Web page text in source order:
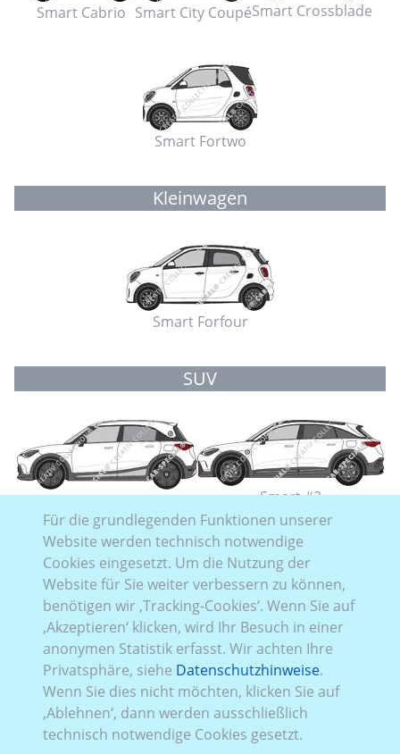
Smart Cabrio Smart City CoupéSmart Crossblade
Smart Fortwo
Kleinwagen
Smart Forfour
SUV
Smart #1 Smart #3
Smart #5
Sportwagen
Für die grundlegenden Funktionen unserer
Website werden technisch notwendige
Cookies eingesetzt. Um die Nutzung der
Website für Sie weiter verbessern zu können,
benötigen wir ‚Tracking-Cookies‘. Wenn Sie auf
‚Akzeptieren‘ klicken, wird Ihr Besuch in einer
anonymen Statistik erfasst. Wir achten Ihre
Privatsphäre, siehe Datenschutzhinweise.
Wenn Sie dies nicht möchten, klicken Sie auf
‚Ablehnen‘, dann werden ausschließlich
technisch notwendige Cookies gesetzt.